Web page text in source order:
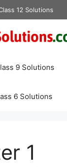
12 Solutions
9 Solutions
6 Solutions
1